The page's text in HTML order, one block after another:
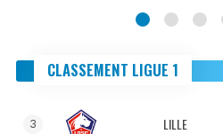
CLASSEMENT LIGUE 1
3 LILLE